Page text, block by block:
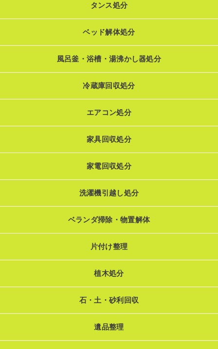
タンス処分
ベッド解体処分
風呂釜・浴槽・湯沸かし器処分
冷蔵庫回収処分
エアコン処分
家具回収処分
家電回収処分
洗濯機引越し処分
ベランダ掃除・物置解体
片付け整理
植木処分
石・土・砂利回収
遺品整理